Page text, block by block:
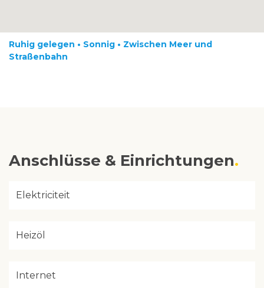
Ruhig gelegen • Sonnig • Zwischen Meer und
Straßenbahn
Anschlüsse & Einrichtungen
Elektriciteit
Heizöl
Internet